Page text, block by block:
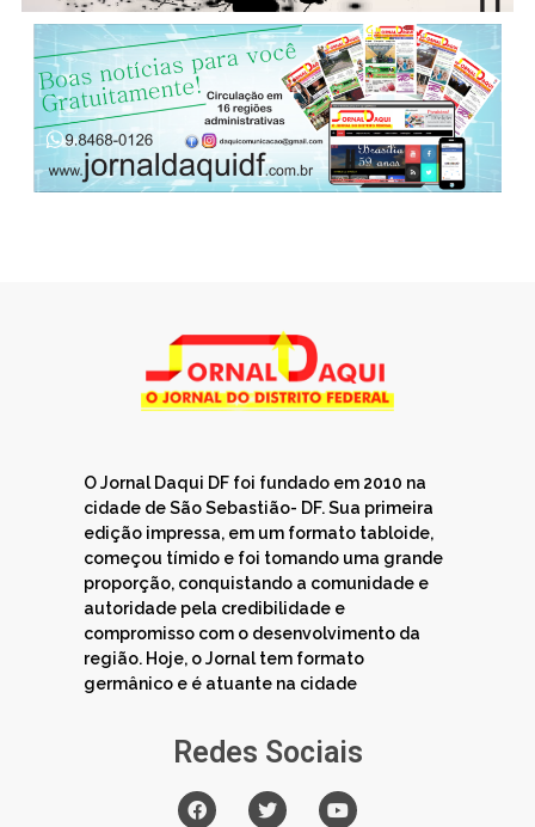
O Jornal Daqui DF foi fundado em 2010 na
cidade de São Sebastião- DF. Sua primeira
edição impressa, em um formato tabloide,
começou tímido e foi tomando uma grande
proporção, conquistando a comunidade e
autoridade pela credibilidade e
compromisso com o desenvolvimento da
região. Hoje, o Jornal tem formato
germânico e é atuante na cidade
Redes Sociais